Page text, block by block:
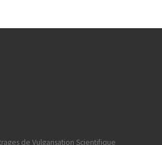
de Vulgarisation Scientifique